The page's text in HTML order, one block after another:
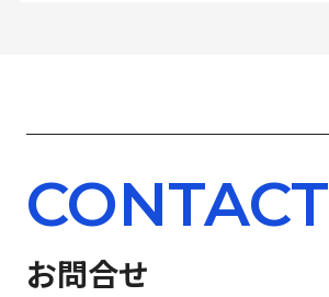
CONTACT
お問合せ